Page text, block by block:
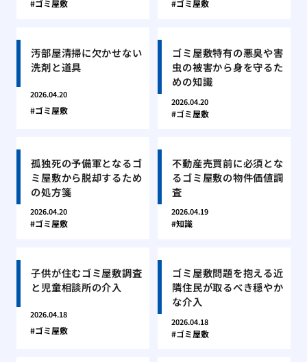
ゴミ屋敷 ゴミ屋敷
汚部屋清掃に欠かせない
洗剤と道具
2026.04.20
ゴミ屋敷
ゴミ屋敷特有の悪臭や害
虫の被害から身を守るた
めの知識
2026.04.20
ゴミ屋敷
孤独死の予備軍となるゴ
ミ屋敷から脱却するため
の処方箋
2026.04.20
ゴミ屋敷
不動産売買前に必須とな
るゴミ屋敷の物件価値調
査
2026.04.19
知識
子供が住むゴミ屋敷調査
と児童相談所の介入
2026.04.18
ゴミ屋敷
ゴミ屋敷問題を抱える近
隣住民が取るべき穏やか
な介入
2026.04.18
ゴミ屋敷